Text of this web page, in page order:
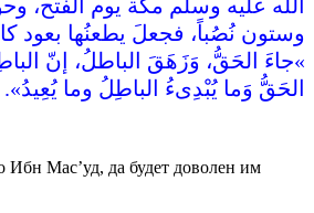
اللّه عليه وسلم مكة يوم الفتح،
وستون نُصُباً، فجعلَ يطعنُها بعود
‏»‏جاءَ الحَقُّ، وَزَهَقَ الباطلُ، إنّ
الحَقُّ وَما يُبْدِىءُ الباطِلُ وما يُعِيدُ‏»‏‏.‏
Ибн Мас’уд, да будет доволен им